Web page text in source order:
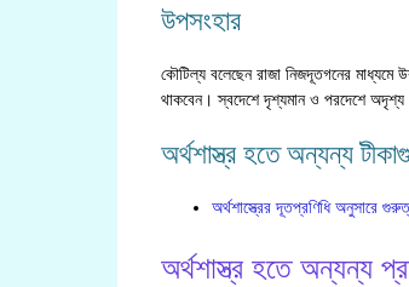
উপসংহার
কৌটিল্য বলেছেন রাজা নিজদূতগনের
থাকবেন। স্বদেশে দৃশ্যমান ও পরদেশে অদৃশ্য
অর্থশাস্ত্র হতে অন্যন্য
অর্থশাস্ত্রের দূতপ্রণিধি অনুসারে
অর্থশাস্ত্র হতে